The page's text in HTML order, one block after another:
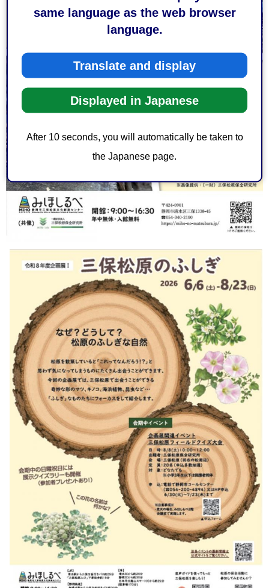
same language as the web browser
language.
Translate and display
Displayed in Japanese
After 10 seconds, you will automatically be taken to
the Japanese page.